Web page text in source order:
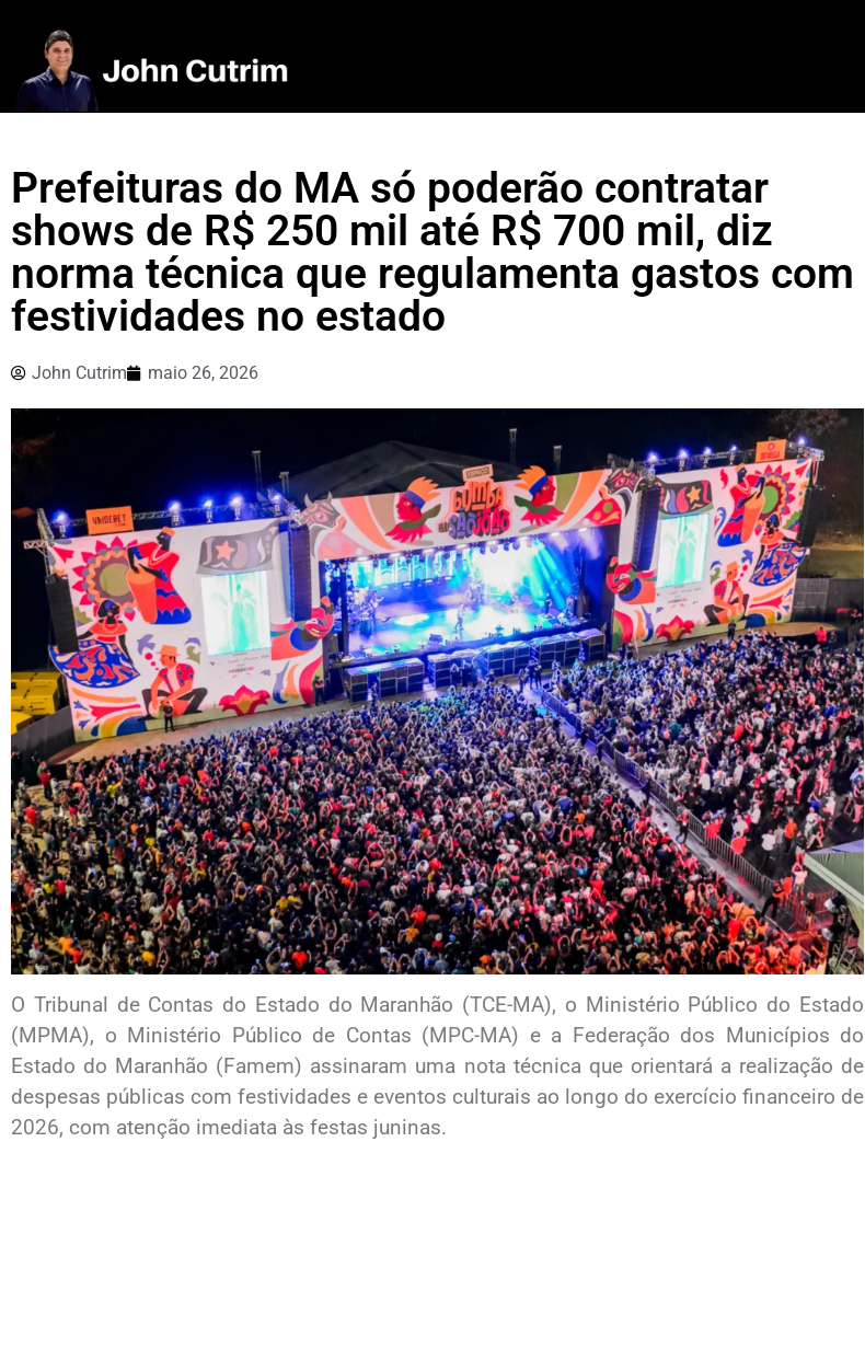
Prefeituras do MA só poderão contratar
shows de R$ 250 mil até R$ 700 mil, diz
norma técnica que regulamenta gastos com
festividades no estado
John Cutrim maio 26, 2026
O Tribunal de Contas do Estado do Maranhão (TCE-MA), o Ministério Público do Estado
(MPMA), o Ministério Público de Contas (MPC-MA) e a Federação dos Municípios do
Estado do Maranhão (Famem) assinaram uma nota técnica que orientará a realização de
despesas públicas com festividades e eventos culturais ao longo do exercício financeiro de
2026, com atenção imediata às festas juninas.